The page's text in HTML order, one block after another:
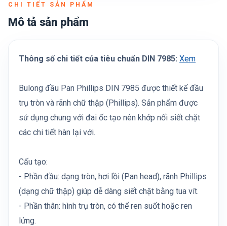
CHI TIẾT SẢN PHẨM
Mô tả sản phẩm
Thông số chi tiết của tiêu chuẩn DIN 7985: Xem
Bulong đầu Pan Phillips DIN 7985 được thiết kế đầu
trụ tròn và rãnh chữ thập (Phillips). Sản phẩm được
sử dụng chung với đai ốc tạo nên khớp nối siết chặt
các chi tiết hàn lại với.
Cấu tạo:
- Phần đầu: dạng tròn, hơi lồi (Pan head), rãnh Phillips
(dạng chữ thập) giúp dễ dàng siết chặt bằng tua vít.
- Phần thân: hình trụ tròn, có thể ren suốt hoặc ren
lửng.